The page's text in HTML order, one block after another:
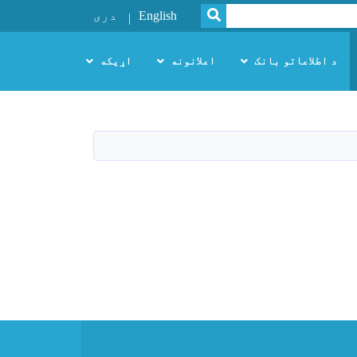
SEARCH
English دری
د اطلاعاتو بانک اعلانونه اړیکه